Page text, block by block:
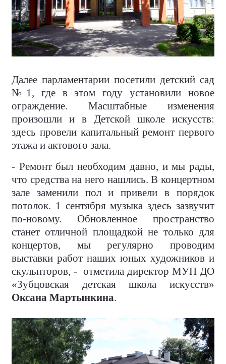
Далее парламентарии посетили детский сад
№1, где в этом году установили новое
ограждение. Масштабные изменения
произошли и в Детской школе искусств:
здесь провели капитальный ремонт первого
этажа и актового зала.
- Ремонт был необходим давно, и мы рады,
что средства на него нашлись. В концертном
зале заменили пол и привели в порядок
потолок. 1 сентября музыка здесь зазвучит
по-новому. Обновленное пространство
станет отличной площадкой не только для
концертов, мы регулярно проводим
выставки работ наших юных художников и
скульпторов, - отметила директор МУП ДО
«Зубцовская детская школа искусств»
Оксана Мартынкина.